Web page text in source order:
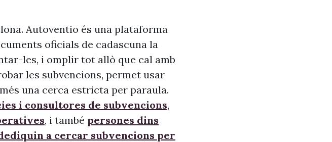
Autoventio és una plataforma
oficials de cadascuna la
les, i omplir tot allò que cal amb
les subvencions, permet usar
una cerca estricta per paraula.
i consultores de subvencions,
, i també persones dins
a cercar subvencions per